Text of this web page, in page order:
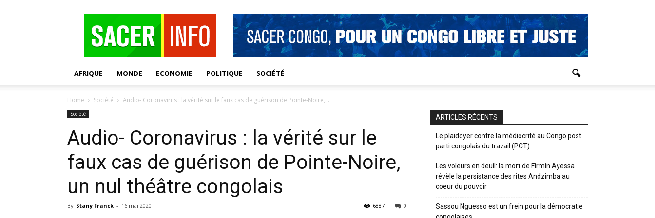
AFRIQUE MONDE ECONOMIE POLITIQUE SOCIÉTÉ
Home Société Audio- Coronavirus : la vérité sur le faux cas de guérison de Pointe-Noire,...
Société
Audio- Coronavirus : la vérité sur le
faux cas de guérison de Pointe-Noire,
un nul théâtre congolais
By Stany Franck - 16 mai 2020 0
6887
ARTICLES RÉCENTS
Le plaidoyer contre la médiocrité au Congo post
parti congolais du travail (PCT)
Les voleurs en deuil: la mort de Firmin Ayessa
révèle la persistance des rites Andzimba au
coeur du pouvoir
Sassou Nguesso est un frein pour la démocratie